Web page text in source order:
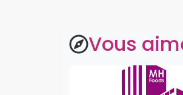
Vous